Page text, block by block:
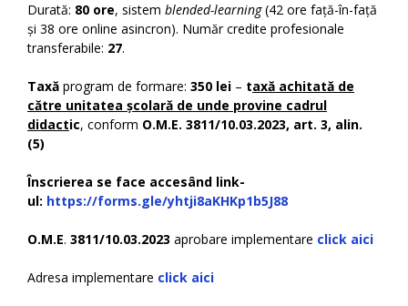
Durată: 80 ore, sistem blended-learning(42 ore față-în-față
și 38 ore online asincron). Număr credite profesionale
transferabile: 27.
Taxă program de formare: 350 lei – taxă achitată de
către unitatea școlară de unde provine cadrul
didactic, conform O.M.E. 3811/10.03.2023, art. 3, alin.
(5)
Înscrierea se face accesând link-
ul: https://forms.gle/yhtji8aKHKp1b5J88
O.M.E. 3811/10.03.2023 aprobare implementare click aici
Adresa implementare click aici